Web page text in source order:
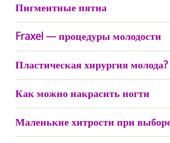
Пигментные пятна
Fraxel — процедуры молодости
Пластическая хирургия молода?
Как можно накрасить ногти
Маленькие хитрости при